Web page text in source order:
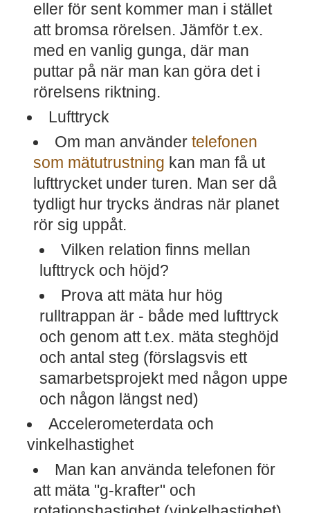
eller för sent kommer man i stället
att bromsa rörelsen. Jämför t.ex.
med en vanlig gunga, där man
puttar på när man kan göra det i
rörelsens riktning.
Lufttryck
Om man använder telefonen
som mätutrustning kan man få ut
lufttrycket under turen. Man ser då
tydligt hur trycks ändras när planet
rör sig uppåt.
Vilken relation finns mellan
lufttryck och höjd?
Prova att mäta hur hög
rulltrappan är - både med lufttryck
och genom att t.ex. mäta steghöjd
och antal steg (förslagsvis ett
samarbetsprojekt med någon uppe
och någon längst ned)
Accelerometerdata och
vinkelhastighet
Man kan använda telefonen för
att mäta "g-krafter" och